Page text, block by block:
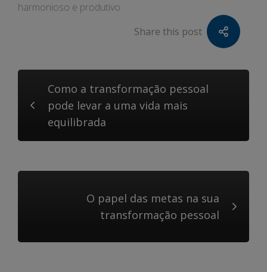
harmonioso e produtivo.
Share this post
Como a transformação pessoal
pode levar a uma vida mais
equilibrada
O papel das metas na sua
transformação pessoal